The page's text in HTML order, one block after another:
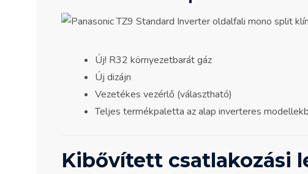
Új! R32 környezetbarát gáz
Új dizájn
Vezetékes vezérlő (választható)
Teljes termékpaletta az alap inverteres
Kibővített csatlakozási